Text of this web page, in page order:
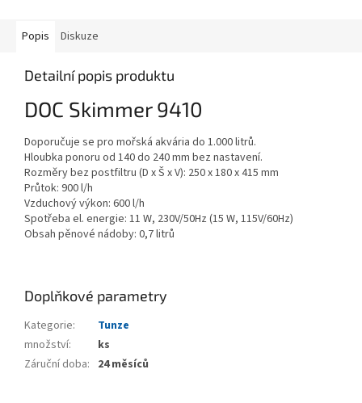
Popis Diskuze
Detailní popis produktu
DOC Skimmer 9410
Doporučuje se pro mořská akvária do 1.000 litrů.
Hloubka ponoru od 140 do 240 mm bez nastavení.
Rozměry bez postfiltru (D x Š x V): 250 x 180 x 415 mm
Průtok: 900 l/h
Vzduchový výkon: 600 l/h
Spotřeba el. energie: 11 W, 230V/50Hz (15 W, 115V/60Hz)
Obsah pěnové nádoby: 0,7 litrů
Doplňkové parametry
Kategorie:
Tunze
množství:
ks
Záruční doba: 24 měsíců